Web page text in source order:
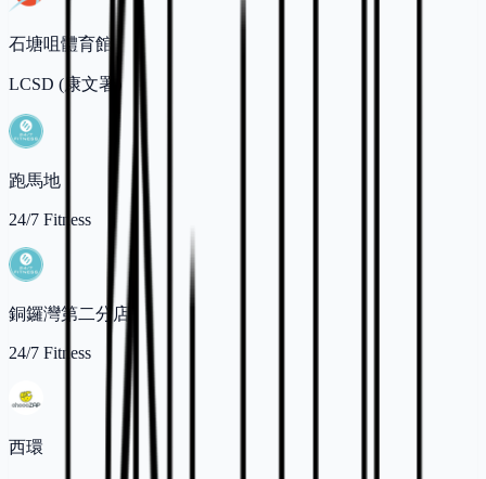
石塘咀體育館
LCSD (康文署)
跑馬地
24/7 Fitness
銅鑼灣第二分店
24/7 Fitness
西環